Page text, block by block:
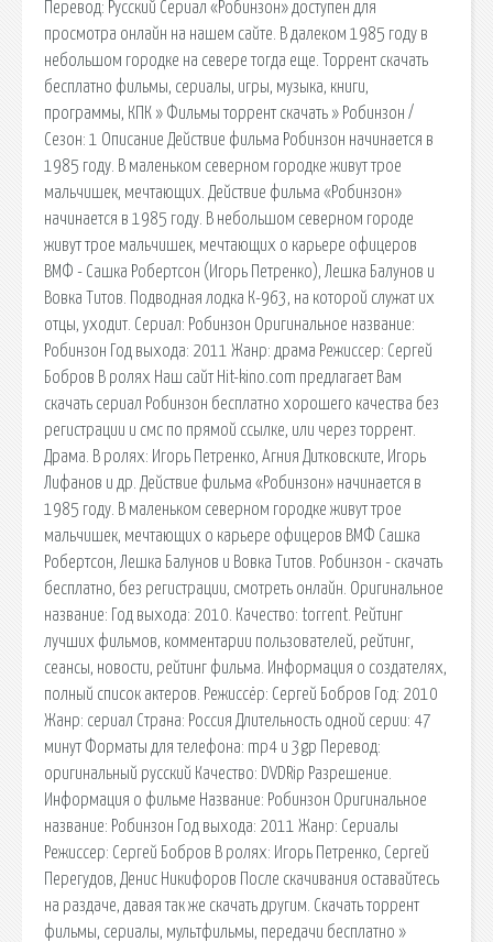
Перевод: Русский Сериал «Робинзон» доступен для
просмотра онлайн на нашем сайте. В далеком 1985 году в
небольшом городке на севере тогда еще. Торрент скачать
бесплатно фильмы, сериалы, игры, музыка, книги,
программы, КПК » Фильмы торрент скачать » Робинзон /
Сезон: 1 Описание Действие фильма Робинзон начинается в
1985 году. В маленьком северном городке живут трое
мальчишек, мечтающих. Действие фильма «Робинзон»
начинается в 1985 году. В небольшом северном городе
живут трое мальчишек, мечтающих о карьере офицеров
ВМФ - Сашка Робертсон (Игорь Петренко), Лешка Балунов и
Вовка Титов. Подводная лодка К-963, на которой служат их
отцы, уходит. Сериал: Робинзон Оригинальное название:
Робинзон Год выхода: 2011 Жанр: драма Режиссер: Сергей
Бобров В ролях Наш сайт Hit-kino.com предлагает Вам
скачать сериал Робинзон бесплатно хорошего качества без
регистрации и смс по прямой ссылке, или через торрент.
Драма. В ролях: Игорь Петренко, Агния Дитковските, Игорь
Лифанов и др. Действие фильма «Робинзон» начинается в
1985 году. В маленьком северном городке живут трое
мальчишек, мечтающих о карьере офицеров ВМФ Сашка
Робертсон, Лешка Балунов и Вовка Титов. Робинзон - скачать
бесплатно, без регистрации, смотреть онлайн. Оригинальное
название: Год выхода: 2010. Качество: torrent. Рейтинг
лучших фильмов, комментарии пользователей, рейтинг,
сеансы, новости, рейтинг фильма. Информация о создателях,
полный список актеров. Режиссёр: Сергей Бобров Год: 2010
Жанр: сериал Страна: Россия Длительность одной серии: 47
минут Форматы для телефона: mp4 и 3gp Перевод:
оригинальный русский Качество: DVDRip Разрешение.
Информация о фильме Название: Робинзон Оригинальное
название: Робинзон Год выхода: 2011 Жанр: Сериалы
Режиссер: Сергей Бобров В ролях: Игорь Петренко, Сергей
Перегудов, Денис Никифоров После скачивания оставайтесь
на раздаче, давая так же скачать другим. Скачать торрент
фильмы, сериалы, мультфильмы, передачи бесплатно »